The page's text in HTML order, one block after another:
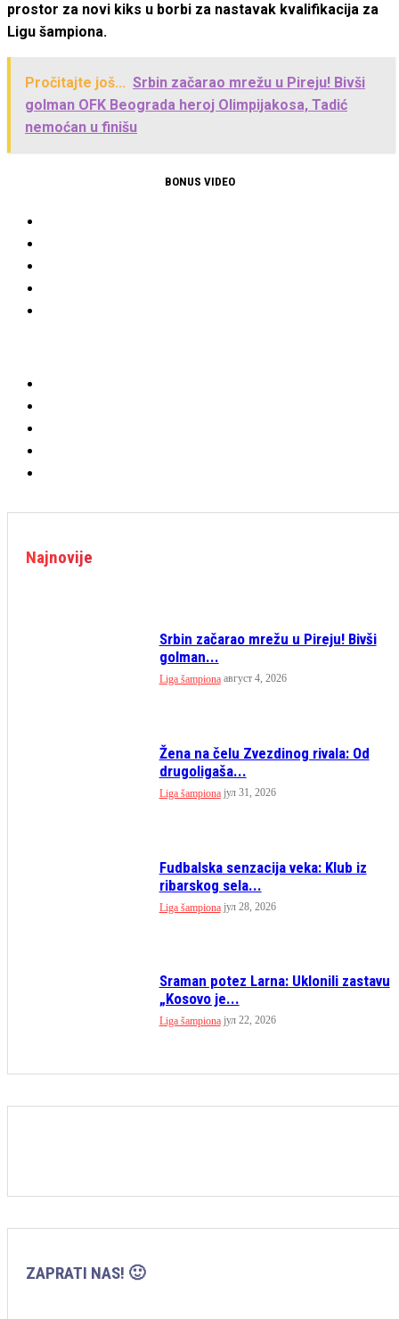
prostor za novi kiks u borbi za nastavak kvalifikacija za
Ligu šampiona.
Pročitajte još... Srbin začarao mrežu u Pireju! Bivši
golman OFK Beograda heroj Olimpijakosa, Tadić
nemoćan u finišu
BONUS VIDEO
Najnovije
Srbin začarao mrežu u Pireju! Bivši
golman...
Liga šampiona август 4, 2026
Žena na čelu Zvezdinog rivala: Od
drugoligaša...
Liga šampiona јул 31, 2026
Fudbalska senzacija veka: Klub iz
ribarskog sela...
Liga šampiona јул 28, 2026
Sraman potez Larna: Uklonili zastavu
„Kosovo je...
Liga šampiona јул 22, 2026
ZAPRATI NAS! 🙂